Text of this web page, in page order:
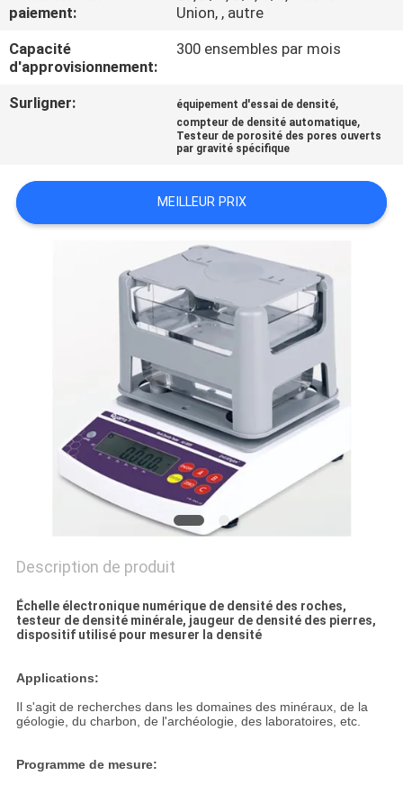
CONTACTEZ-
NOUS
DEMANDEZ
PLAN
paiement:
Union, , autre
Capacité
d'approvisionnement:
300 ensembles par mois
Surligner: équipement d'essai de densité,
compteur de densité automatique,
Testeur de porosité des pores ouverts
par gravité spécifique
MEILLEUR PRIX
Description de produit
Échelle électronique numérique de densité des roches,
testeur de densité minérale, jaugeur de densité des pierres,
dispositif utilisé pour mesurer la densité
Applications:
Il s'agit de recherches dans les domaines des minéraux, de la
géologie, du charbon, de l'archéologie, des laboratoires, etc.
Programme de mesure: